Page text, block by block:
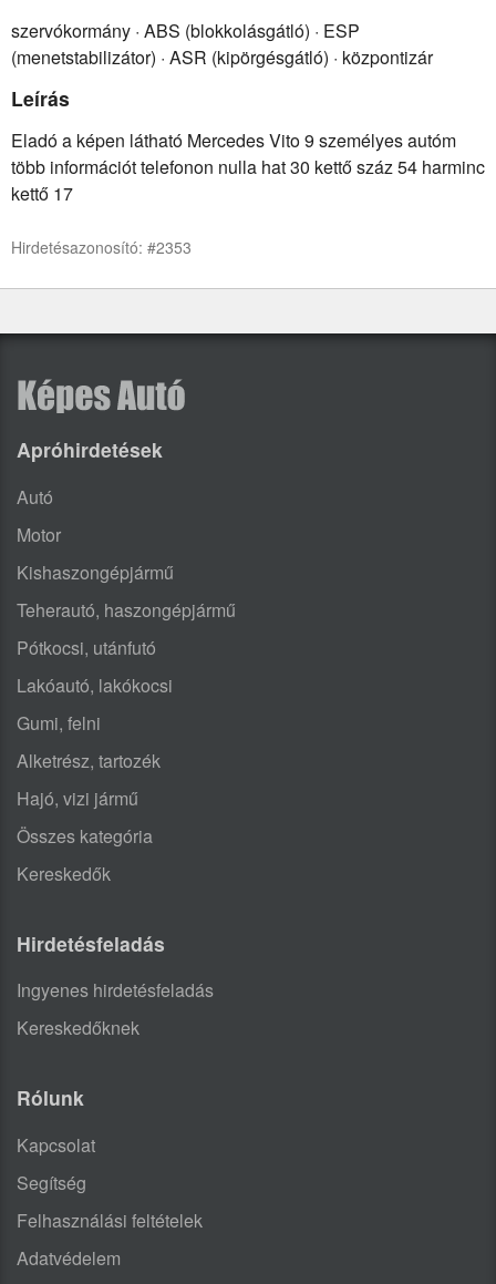
szervókormány · ABS (blokkolásgátló) · ESP
(menetstabilizátor) · ASR (kipörgésgátló) · központizár
Leírás
Eladó a képen látható Mercedes Vito 9 személyes autóm
több információt telefonon nulla hat 30 kettő száz 54 harminc
kettő 17
Hirdetésazonosító: #2353
Apróhirdetések
Autó
Motor
Kishaszongépjármű
Teherautó, haszongépjármű
Pótkocsi, utánfutó
Lakóautó, lakókocsi
Gumi, felni
Alketrész, tartozék
Hajó, vizi jármű
Összes kategória
Kereskedők
Hirdetésfeladás
Ingyenes hirdetésfeladás
Kereskedőknek
Rólunk
Kapcsolat
Segítség
Felhasználási feltételek
Adatvédelem